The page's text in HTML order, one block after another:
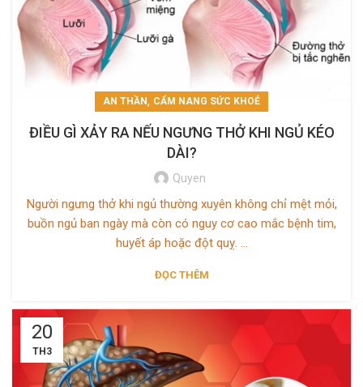
AN THẦN, CẨM NANG SỨC KHOẺ
ĐIỀU GÌ XẢY RA NẾU NGƯNG THỞ KHI NGỦ KÉO
DÀI?
Quyen
Người ngưng thở khi ngủ thường xuyên không chỉ mệt mỏi,
buồn ngủ ban ngày mà còn có nguy cơ cao mắc bệnh tim,
huyết áp hoặc đột quỵ. ...
ĐỌC THÊM
20
TH3